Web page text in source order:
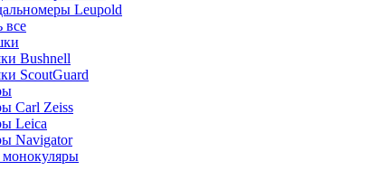
Leupold
все
Bushnell
ScoutGuard
Carl Zeiss
Leica
Navigator